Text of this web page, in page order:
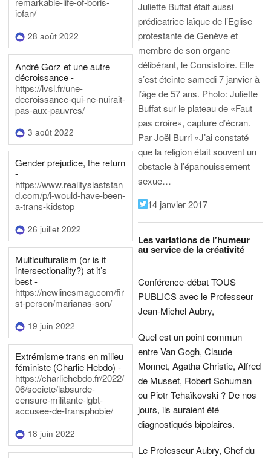
iofan/
28 août 2022
André Gorz et une autre
décroissance -
https://lvsl.fr/une-
decroissance-qui-ne-nuirait-
pas-aux-pauvres/
3 août 2022
Gender prejudice, the return
-
https://www.realityslaststan
d.com/p/i-would-have-been-
a-trans-kidstop
26 juillet 2022
Multiculturalism (or is it
intersectionality?) at it’s
best -
https://newlinesmag.com/fir
st-person/marianas-son/
19 juin 2022
Extrémisme trans en milieu
féministe (Charlie Hebdo) -
https://charliehebdo.fr/2022/
06/societe/labsurde-
censure-militante-lgbt-
accusee-de-transphobie/
18 juin 2022
Juliette Buffat était aussi
prédicatrice laïque de l’Eglise
protestante de Genève et
membre de son organe
délibérant, le Consistoire. Elle
s’est éteinte samedi 7 janvier à
l’âge de 57 ans. Photo: Juliette
Buffat sur le plateau de «Faut
pas croire», capture d’écran.
Par Joël Burri «J’ai constaté
que la religion était souvent un
obstacle à l’épanouissement
sexue…
14 janvier 2017
Les variations de l'humeur
au service de la créativité
Conférence-débat TOUS
PUBLICS avec le Professeur
Jean-Michel Aubry,
Quel est un point commun
entre Van Gogh, Claude
Monnet, Agatha Christie, Alfred
de Musset, Robert Schuman
ou Piotr Tchaïkovski ? De nos
jours, ils auraient été
diagnostiqués bipolaires.
Le Professeur Aubry, Chef du